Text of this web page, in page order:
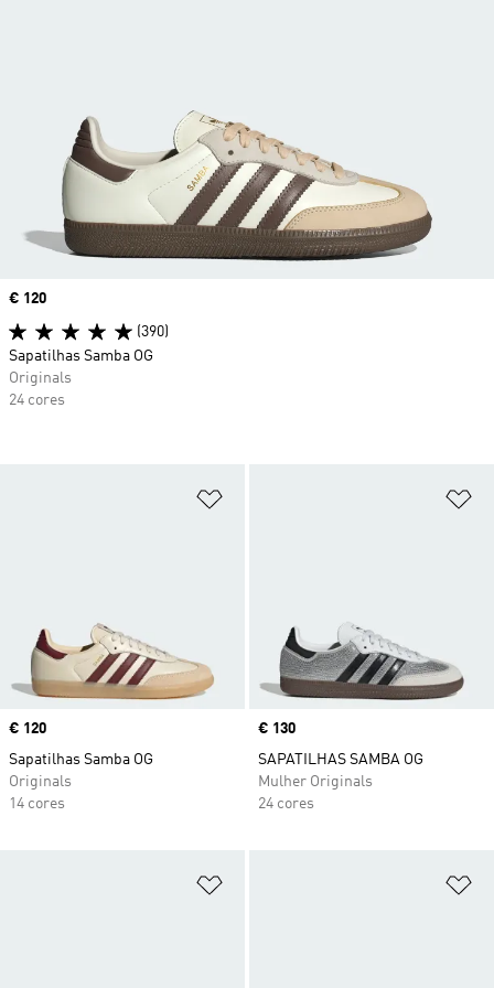
Price
€ 120
Sapatilhas Samba OG
Originals
14 cores
Price
€ 130
SAPATILHAS SAMBA OG
Mulher Originals
24 cores
Price
€ 120
(390)
Sapatilhas Samba OG
Originals
24 cores